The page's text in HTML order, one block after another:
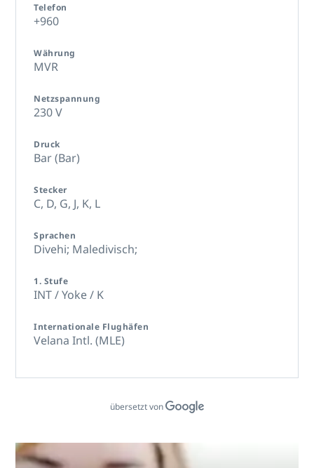
Telefon
+960
Währung
MVR
Netzspannung
230 V
Druck
Bar (Bar)
Stecker
C, D, G, J, K, L
Sprachen
Divehi; Maledivisch;
1. Stufe
INT / Yoke / K
Internationale Flughäfen
Velana Intl. (MLE)
übersetzt von